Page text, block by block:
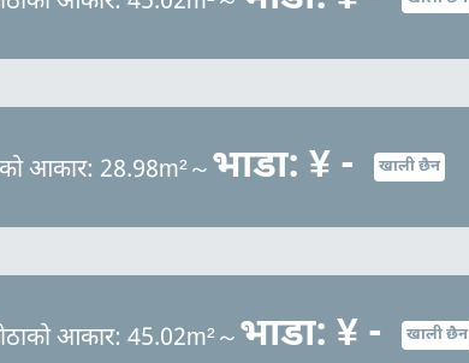
आकार: 28.98m²～भाडा: ¥ - खाली छैन
आकार: 45.02m²～भाडा: ¥ - खाली छैन